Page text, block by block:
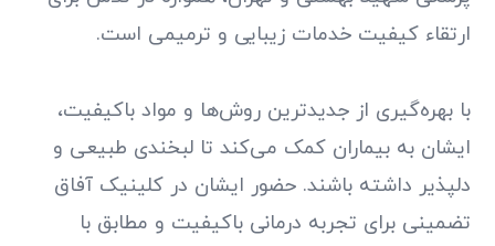
ارتقاء کیفیت خدمات زیبایی و ترمیمی است.
با بهره‌گیری از جدیدترین روش‌ها و مواد باکیفیت،
ایشان به بیماران کمک می‌کند تا لبخندی طبیعی و
دلپذیر داشته باشند. حضور ایشان در کلینیک آفاق
تضمینی برای تجربه درمانی باکیفیت و مطابق با